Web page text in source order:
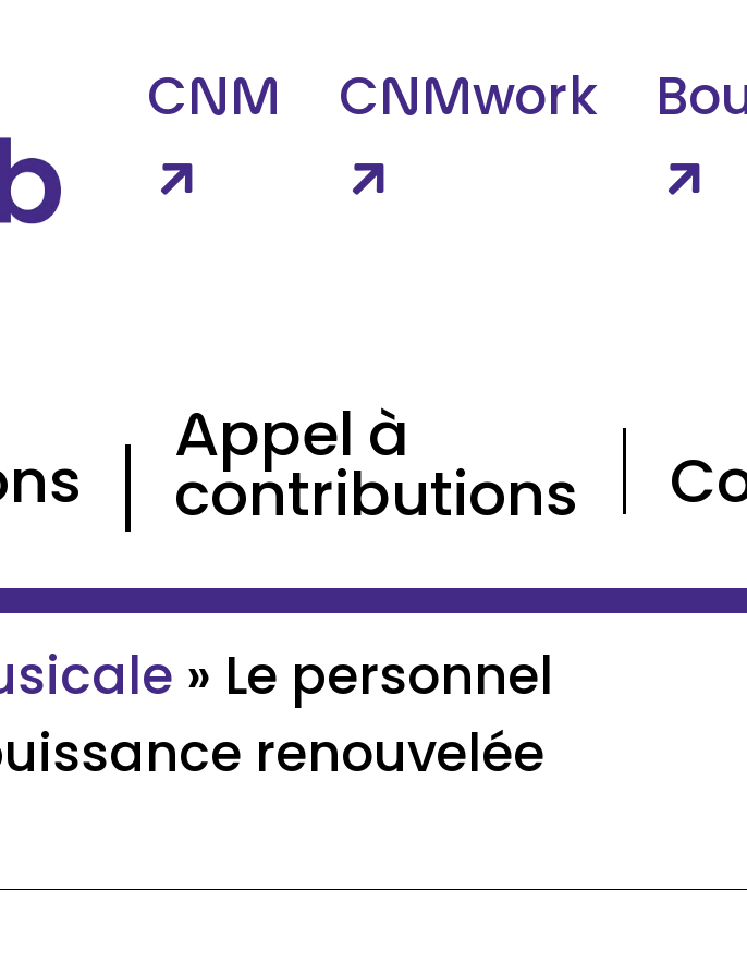
CNM CNMwork
Appel à
contributions
» Le personnel
renouvelée